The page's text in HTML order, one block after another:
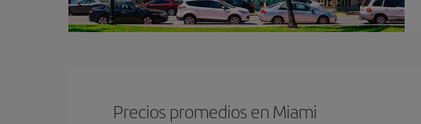
Precios promedios en Miami